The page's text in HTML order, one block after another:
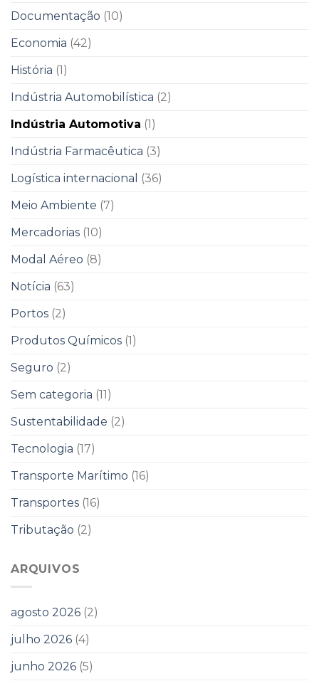
Documentação (10)
Economia (42)
História (1)
Indústria Automobilística (2)
Indústria Automotiva (1)
Indústria Farmacêutica (3)
Logística internacional
(36)
Meio Ambiente (7)
Mercadorias (10)
Modal Aéreo (8)
Notícia (63)
Portos (2)
Produtos Químicos (1)
Seguro (2)
Sem categoria (11)
Sustentabilidade (2)
Tecnologia (17)
Transporte Marítimo (16)
Transportes (16)
Tributação (2)
ARQUIVOS
agosto 2026 (2)
julho 2026 (4)
junho 2026 (5)